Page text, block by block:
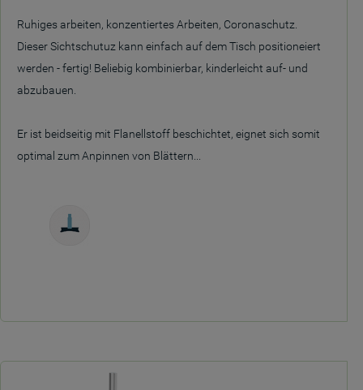
Ruhiges arbeiten, konzentiertes Arbeiten, Coronaschutz.
Dieser Sichtschutuz kann einfach auf dem Tisch positioneiert
werden - fertig! Beliebig kombinierbar, kinderleicht auf- und
abzubauen.
Er ist beidseitig mit Flanellstoff beschichtet, eignet sich somit
optimal zum Anpinnen von Blättern...